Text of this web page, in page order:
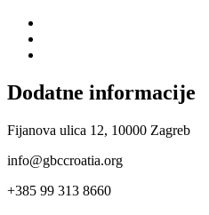
Dodatne informacije
Fijanova ulica 12, 10000 Zagreb
info@gbccroatia.org
+385 99 313 8660